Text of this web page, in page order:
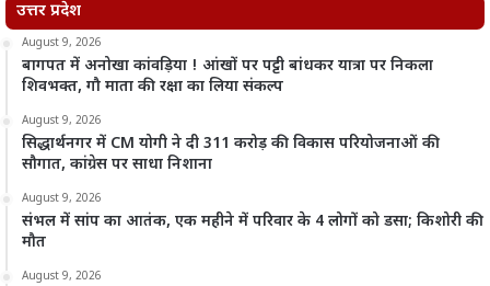
उत्तर प्रदेश
August 9, 2026
बागपत में अनोखा कांवड़िया ! आंखों पर पट्टी बांधकर यात्रा पर निकला
शिवभक्त, गौ माता की रक्षा का लिया संकल्प
August 9, 2026
सिद्धार्थनगर में CM योगी ने दी 311 करोड़ की विकास परियोजनाओं की
सौगात, कांग्रेस पर साधा निशाना
August 9, 2026
संभल में सांप का आतंक, एक महीने में परिवार के 4 लोगों को डसा; किशोरी की
मौत
August 9, 2026